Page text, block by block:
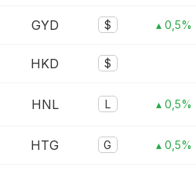
GYD $ ▴ 0,5%
HKD $
HNL L ▴ 0,5%
HTG G ▴ 0,5%